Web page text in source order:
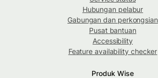
Hubungan pelabur
Gabungan dan perkongsian
Pusat bantuan
Accessibility
Feature availability checker
Produk Wise